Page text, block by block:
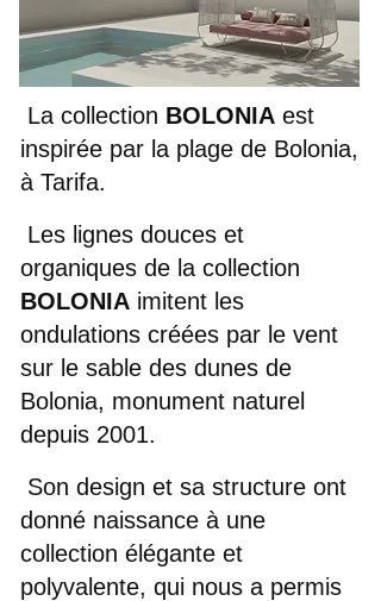
La collection BOLONIA est
inspirée par la plage de Bolonia,
à Tarifa.
Les lignes douces et
organiques de la collection
BOLONIA imitent les
ondulations créées par le vent
sur le sable des dunes de
Bolonia, monument naturel
depuis 2001.
Son design et sa structure ont
donné naissance à une
collection élégante et
polyvalente, qui nous a permis